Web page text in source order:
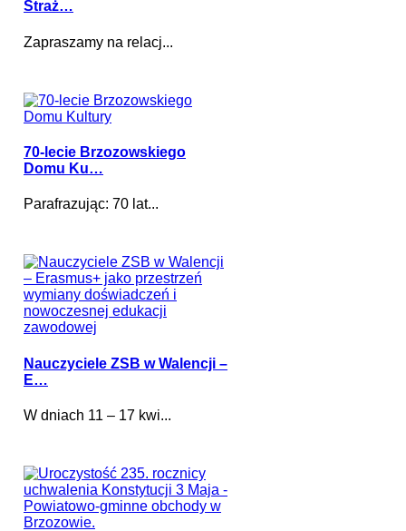
Straż…
Zapraszamy na relacj...
70-lecie Brzozowskiego
Domu Ku…
Parafrazując: 70 lat...
Nauczyciele ZSB w Walencji –
E…
W dniach 11 – 17 kwi...